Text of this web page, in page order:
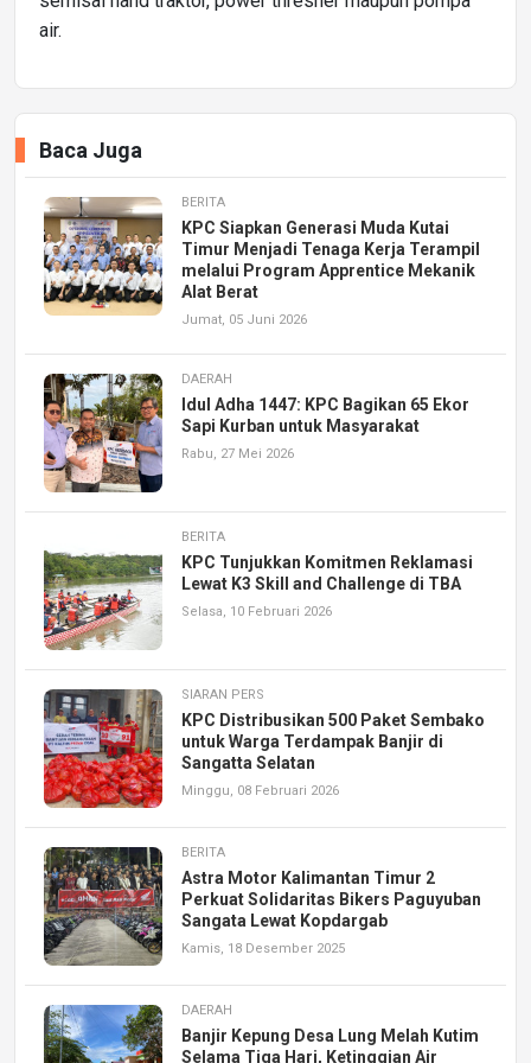
air.
Baca Juga
BERITA
KPC Siapkan Generasi Muda Kutai
Timur Menjadi Tenaga Kerja Terampil
melalui Program Apprentice Mekanik
Alat Berat
Jumat, 05 Juni 2026
DAERAH
Idul Adha 1447: KPC Bagikan 65 Ekor
Sapi Kurban untuk Masyarakat
Rabu, 27 Mei 2026
BERITA
KPC Tunjukkan Komitmen Reklamasi
Lewat K3 Skill and Challenge di TBA
Selasa, 10 Februari 2026
SIARAN PERS
KPC Distribusikan 500 Paket Sembako
untuk Warga Terdampak Banjir di
Sangatta Selatan
Minggu, 08 Februari 2026
BERITA
Astra Motor Kalimantan Timur 2
Perkuat Solidaritas Bikers Paguyuban
Sangata Lewat Kopdargab
Kamis, 18 Desember 2025
DAERAH
Banjir Kepung Desa Lung Melah Kutim
Selama Tiga Hari, Ketinggian Air